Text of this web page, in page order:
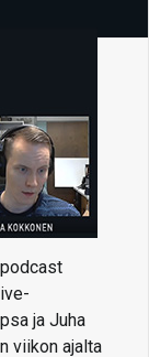
ja Juha
viikon ajalta